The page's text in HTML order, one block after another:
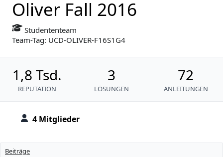
4 Mitglieder
Oliver Fall 2016
Studententeam
Team-Tag: UCD-OLIVER-F16S1G4
1,8 Tsd.
REPUTATION
3
LÖSUNGEN
72
ANLEITUNGEN
Beiträge